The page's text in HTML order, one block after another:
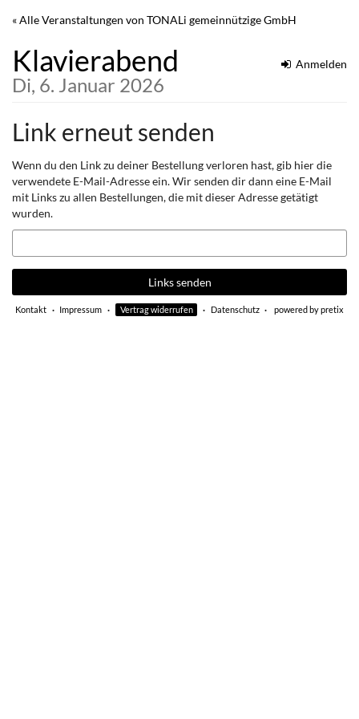
Zum
Inhalt
springen
« Alle Veranstaltungen von TONALi gemeinnützige GmbH
Klavierabend
Di, 6. Januar 2026
Anmelden
Link erneut senden
Wenn du den Link zu deiner Bestellung verloren hast, gib hier die
verwendete E-Mail-Adresse ein. Wir senden dir dann eine E-Mail
mit Links zu allen Bestellungen, die mit dieser Adresse getätigt
wurden.
E-
Mail
Links senden
Kontakt Impressum Vertrag widerrufen Datenschutz powered by pretix